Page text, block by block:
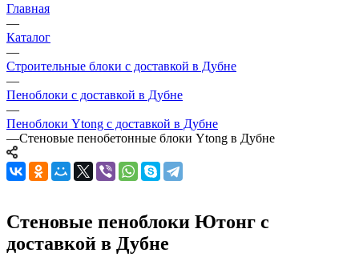
Главная
—
Каталог
—
Строительные блоки с доставкой в Дубне
—
Пеноблоки с доставкой в Дубне
—
Пеноблоки Ytong с доставкой в Дубне
—Стеновые пенобетонные блоки Ytong в Дубне
Стеновые пеноблоки Ютонг с
доставкой в Дубне